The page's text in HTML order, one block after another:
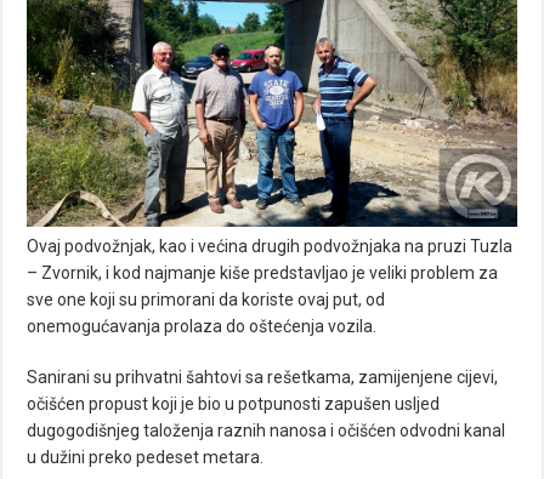
Ovaj podvožnjak, kao i većina drugih podvožnjaka na pruzi Tuzla
– Zvornik, i kod najmanje kiše predstavljao je veliki problem za
sve one koji su primorani da koriste ovaj put, od
onemogućavanja prolaza do oštećenja vozila.
Sanirani su prihvatni šahtovi sa rešetkama, zamijenjene cijevi,
očišćen propust koji je bio u potpunosti zapušen usljed
dugogodišnjeg taloženja raznih nanosa i očišćen odvodni kanal
u dužini preko pedeset metara.